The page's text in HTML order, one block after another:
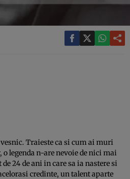
Traieste ca si cum ai muri
legenda n-are nevoie de nici mai
24 de ani in care sa ia nastere si
credinte, un talent aparte